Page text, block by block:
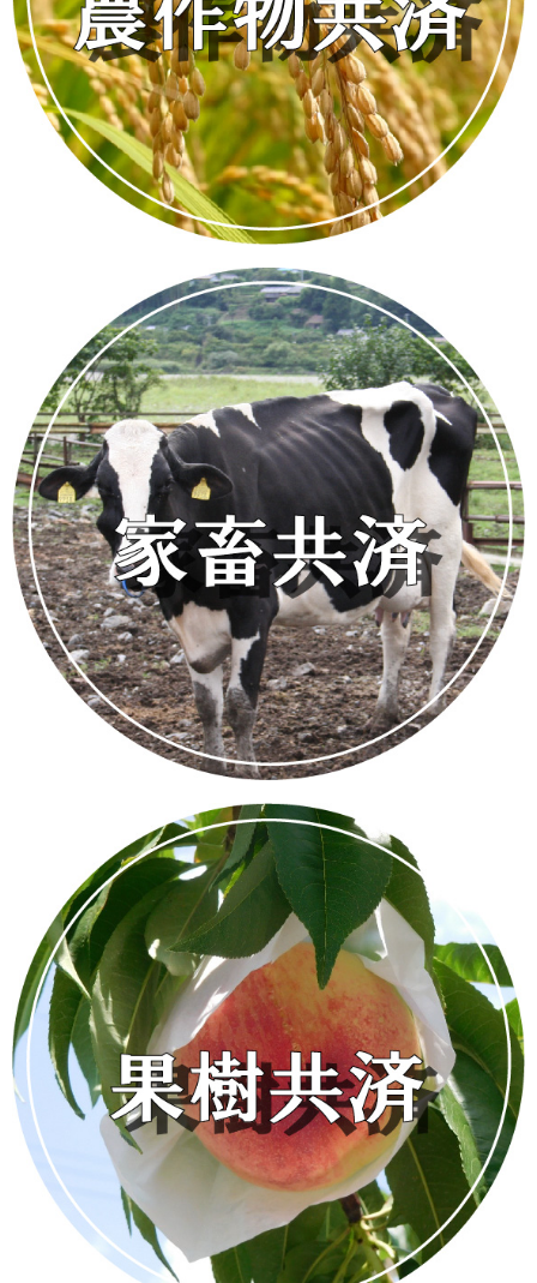
地域農業を支え安心をお届けし
ます
笑顔あふれる農業ライフを
お手伝いします。
あらゆるリスクを補償する
『収入保険』加入申請受付中。
予期せぬ自然災害に備え
園芸施設共済に加入しましょ
う。
みなべ町
かつらぎ町